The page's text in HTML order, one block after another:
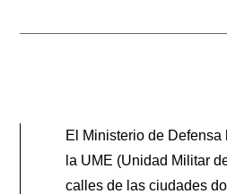
El Ministerio de
la UME (Unidad Militar
calles de las ciudades